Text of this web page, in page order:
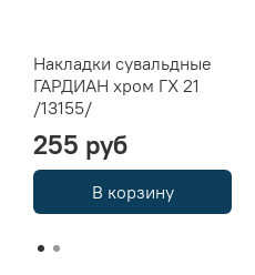
Накладки сувальдные
ГАРДИАН хром ГХ 21
/13155/
255 руб
В корзину